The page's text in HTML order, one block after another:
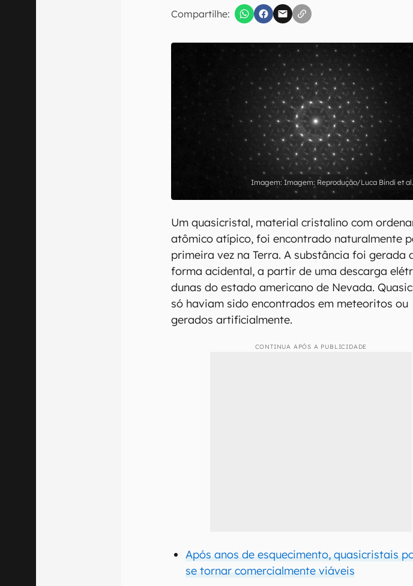
Compartilhe:
Confirmo que li, aceito e concordo com os Termos de
Imagem: Reprodução/Luca Bindi et
Um quasicristal, material cristalino com
atômico atípico, foi encontrado naturalmente
primeira vez na Terra. A substância foi gerada
forma acidental, a partir de uma descarga
dunas do estado americano de Nevada.
só haviam sido encontrados em meteoritos ou
gerados artificialmente.
CONTINUA APÓS A PUBLICIDADE
Após anos de esquecimento, quasicristais
se tornar comercialmente viáveis